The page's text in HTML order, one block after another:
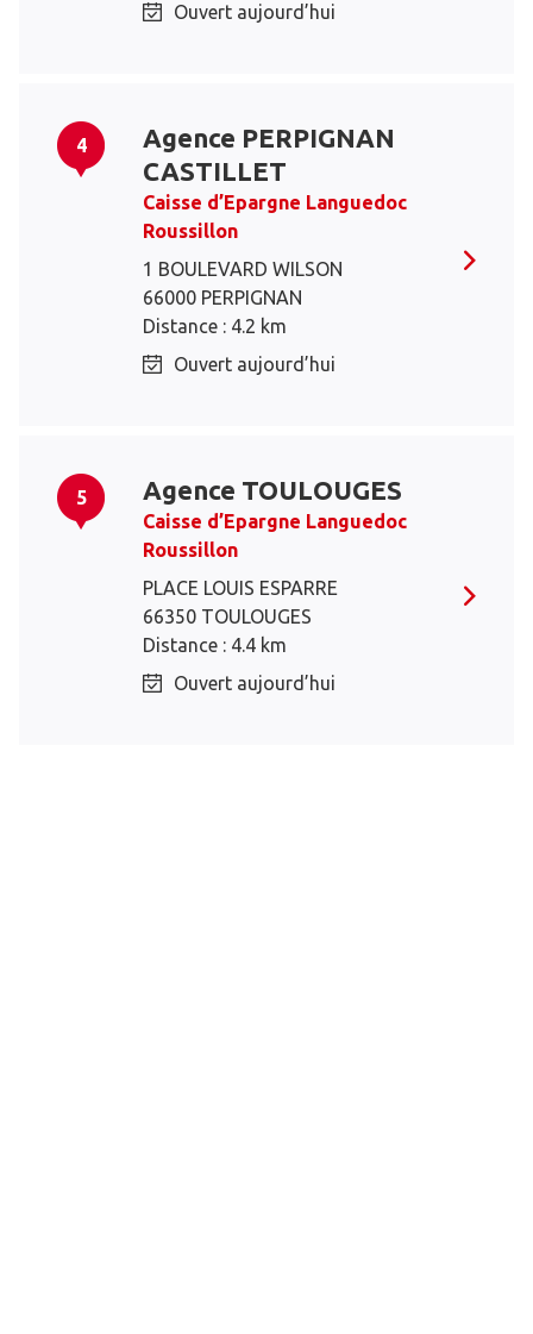
Ouvert aujourd’hui
4
Agence PERPIGNAN
CASTILLET
Caisse d’Epargne Languedoc
Roussillon
1 BOULEVARD WILSON
66000 PERPIGNAN
Distance : 4.2 km
Ouvert aujourd’hui
5 Agence TOULOUGES
Caisse d’Epargne Languedoc
Roussillon
PLACE LOUIS ESPARRE
66350 TOULOUGES
Distance : 4.4 km
Ouvert aujourd’hui